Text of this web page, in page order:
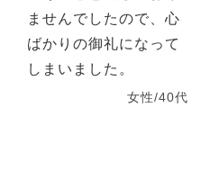
ませんでしたので、心
ばかりの御礼になって
しまいました。
女性/40代